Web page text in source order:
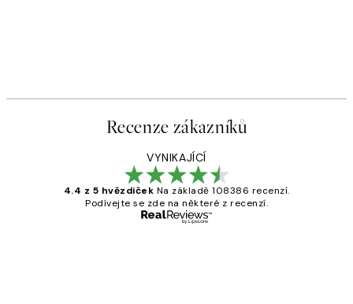
Recenze zákazníků
VYNIKAJÍCÍ
4.4 z 5 hvězdiček Na základě 108386 recenzí.
Podívejte se zde na některé z recenzí.